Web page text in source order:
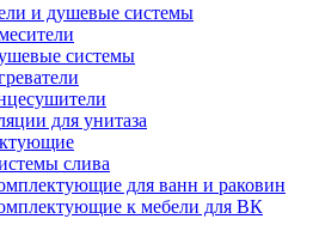
и душевые системы
системы
для унитаза
слива
для ванн и раковин
к мебели для ВК